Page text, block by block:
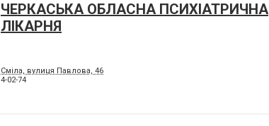
ЧЕРКАСЬКА ОБЛАСНА ПСИХІАТРИЧНА
ЛІКАРНЯ
Сміла, вулиця Павлова, 46
4-02-74